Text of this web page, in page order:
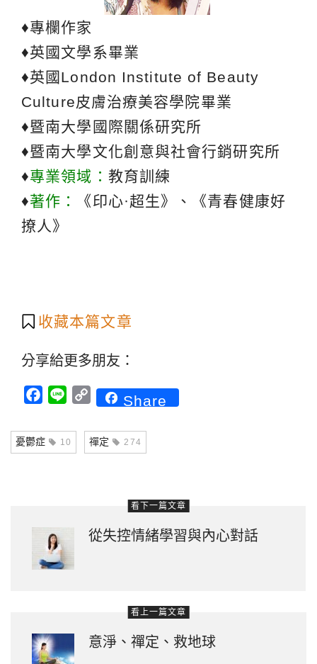
♦專欄作家
♦英國文學系畢業
♦英國London Institute of Beauty
Culture皮膚治療美容學院畢業
♦暨南大學國際關係研究所
♦暨南大學文化創意與社會行銷研究所
♦專業領域： 教育訓練
♦著作：
《印心·超生》、《青春健康好
撩人》
收藏本篇文章
分享給更多朋友：
Facebook
Line CopyShare
憂鬱症 10 禪定 274
看下一篇文章
從失控情緒學習與內心對話
看上一篇文章
意淨、禪定、救地球